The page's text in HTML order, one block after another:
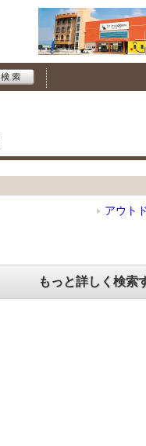
アウト
もっと詳しく検索